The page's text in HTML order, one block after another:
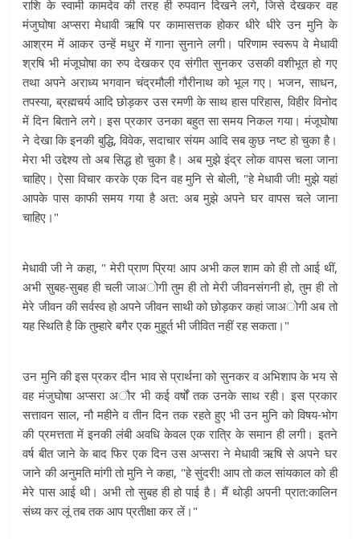
राशि के स्वामी कामदेव की तरह ही रुपवान दिखने लगे, जिसे देखकर वह
मंजुघोषा अप्सरा मेधावी ऋषि पर कामासत्तक होकर धीरे धीरे उन मुनि के
आश्रम में आकर उन्हें मधुर में गाना सुनाने लगी। परिणाम स्वरूप वे मेधावी
श्रषि भी मंजूघोषा का रुप देखकर एव संगीत सुनकर उसकी वशीभूत हो गए
तथा अपने अराध्य भगवान चंद्रमौली गौरीनाथ को भूल गए। भजन, साधन,
तपस्या, ब्रह्मचर्य आदि छोड़कर उस रमणी के साथ हास परिहास, विहीर विनोद
में दिन बिताने लगे। इस प्रकार उनका बहुत सा समय निकल गया। मंजूघोषा
ने देखा कि इनकी बुद्धि, विवेक, सदाचार संयम आदि सब कुछ नष्ट हो चुका है।
मेरा भी उद्देश्य तो अब सिद्ध हो चुका है। अब मुझे इंद्र लोक वापस चला जाना
चाहिए। ऐसा विचार करके एक दिन वह मुनि से बोली, "हे मेधावी जी! मुझे यहां
आपके पास काफी समय गया है अत: अब मुझे अपने घर वापस चले जाना
चाहिए।"
मेधावी जी ने कहा, " मेरी प्राण प्रिय! आप अभी कल शाम को ही तो आई थीं,
अभी सुबह-सुबह ही चली जाअोगी तुम ही तो मेरी जीवनसंगनी हो, तुम ही तो
मेरे जीवन की सर्वस्व हो अपने जीवन साथी को छोड़कर कहां जाअोगी अब तो
यह स्थिति है कि तुम्हारे बगैर एक मुहूर्त भी जीवित नहीं रह सकता।"
उन मुनि की इस प्रकर दीन भाव से प्रार्थना को सुनकर व अभिशाप के भय से
वह मंजुघोषा अप्सरा अौर भी कई वर्षों तक उनके साथ रही। इस प्रकार
सत्तावन साल, नौ महीने व तीन दिन तक रहते हुए भी उन मुनि को विषय-भोग
की प्रमत्तता में इनकी लंबी अवधि केवल एक रात्रि के समान ही लगी। इतने
वर्ष बीत जाने के बाद फिर एक दिन उस अप्सरा ने मेधावी ऋषि से अपने घर
जाने की अनुमति मांगी तो मुनि ने कहा, "हे सुंदरी! आप तो कल सांयकाल को ही
मेरे पास आई थी। अभी तो सुबह ही हो पाई है। मैं थोड़ी अपनी प्रात:कालिन
संध्य कर लूं तब तक आप प्रतीक्षा कर लें।"